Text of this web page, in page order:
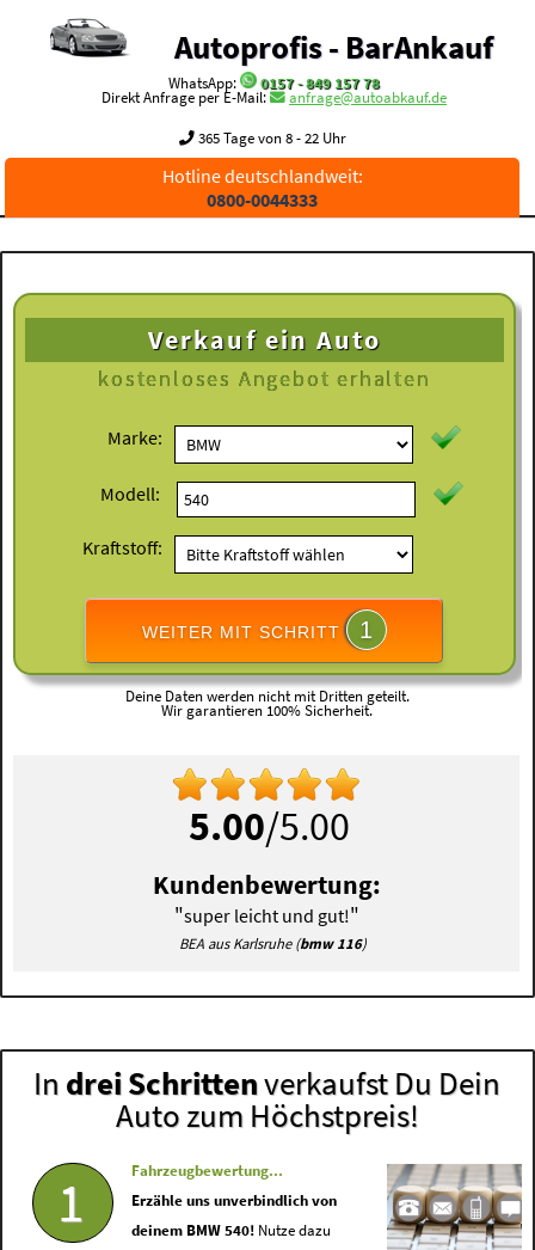
Autoprofis - BarAnkauf
WhatsApp:
0157 - 849 157 78
Direkt Anfrage per E-Mail:
anfrage@autoabkauf.de
365 Tage von 8 - 22 Uhr
Hotline deutschlandweit:
0800-0044333
Verkauf ein Auto
kostenloses Angebot erhalten
Marke:
Modell:
Kraftstoff:
WEITER MIT SCHRITT 1
Deine Daten werden nicht mit Dritten geteilt.
Wir garantieren 100% Sicherheit.
5.00/5.00
Kundenbewertung:
"super leicht und gut!"
BEA aus Karlsruhe (bmw 116)
In drei Schrittenverkaufst Du Dein
Auto zum Höchstpreis!
1
Fahrzeugbewertung...
Erzähle uns unverbindlich von
deinem BMW 540! Nutze dazu